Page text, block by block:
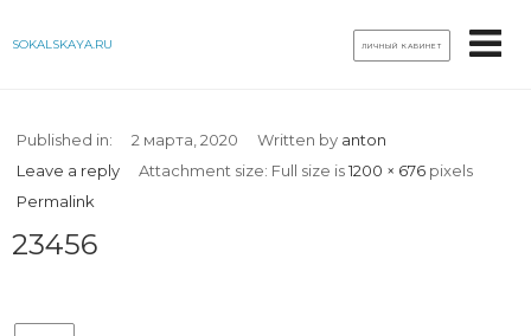
SOKALSKAYA.RU ЛИЧНЫЙ КАБИНЕТ
Published in: 2 марта, 2020 Written by anton
Leave a reply
Attachment size: Full size is1200 × 676 pixels
Permalink
23456